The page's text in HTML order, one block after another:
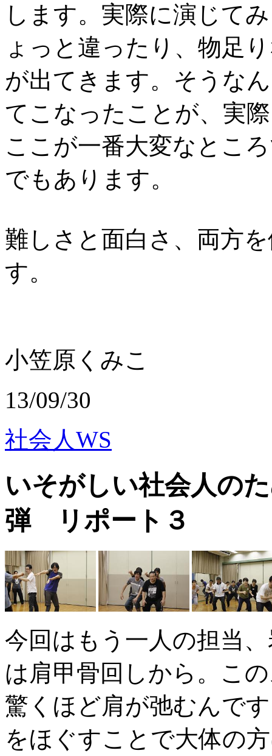
します。実際に演じて
ょっと違ったり、物足
が出てきます。そうな
てこなったことが、実
ここが一番大変なとこ
でもあります。
難しさと面白さ、両方
す。
小笠原くみこ
13/09/30
社会人WS
いそがしい社会人の
弾 リポート３
今回はもう一人の担当
は肩甲骨回しから。こ
驚くほど肩が弛むんで
をほぐすことで大体の